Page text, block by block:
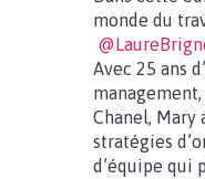
monde du
Avec 25 ans
Chanel, Mary
stratégies
d’équipe qui